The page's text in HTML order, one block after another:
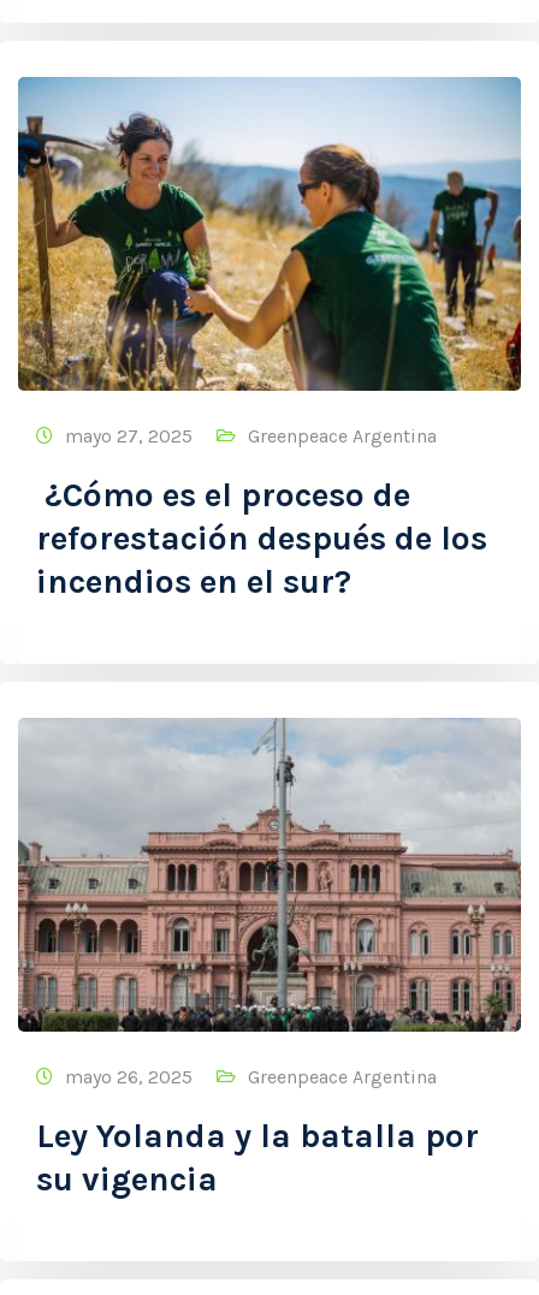
mayo 27, 2025 Greenpeace Argentina
¿Cómo es el proceso de
reforestación después de los
incendios en el sur?
mayo 26, 2025 Greenpeace Argentina
Ley Yolanda y la batalla por
su vigencia